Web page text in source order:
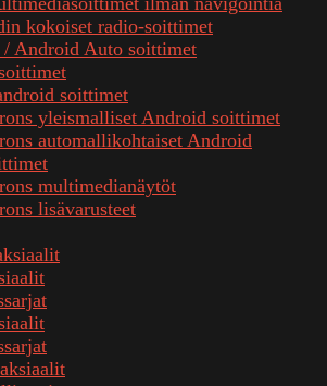
kokoiset radio-soittimet
/ Android Auto soittimet
soittimet
yleismalliset Android soittimet
automallikohtaiset Android
multimedianäytöt
lisävarusteet